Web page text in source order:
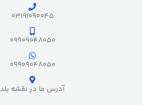
03191090045
09909048050
09909048050
آدرس ما در نقشه بلد